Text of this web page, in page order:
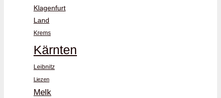
Klagenfurt
Land
Krems
Kärnten
Leibnitz
Liezen
Melk